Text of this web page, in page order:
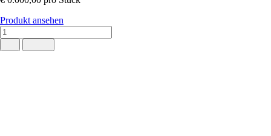
Produkt ansehen